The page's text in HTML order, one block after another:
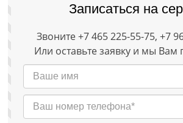
Записаться на
Звоните +7 465 225-55-75, +7
Или оставьте заявку и мы Вам